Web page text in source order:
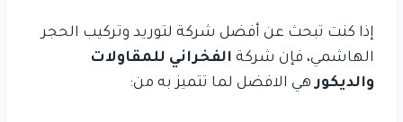
إذا كنت تبحث عن أفضل شركة لتوريد وتركيب الحجر
الهاشمي، فإن شركة الفخراني للمقاولات
والديكورهي الافضل لما تتميز به من: